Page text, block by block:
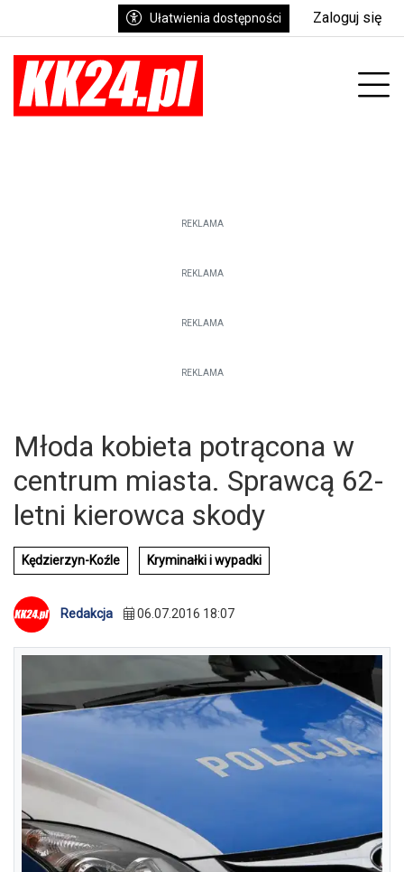
Ułatwienia dostępności Zaloguj się
REKLAMA
REKLAMA
REKLAMA
REKLAMA
Młoda kobieta potrącona w
centrum miasta. Sprawcą 62-
letni kierowca skody
Kędzierzyn-Koźle Kryminałki i wypadki
Redakcja 06.07.2016 18:07